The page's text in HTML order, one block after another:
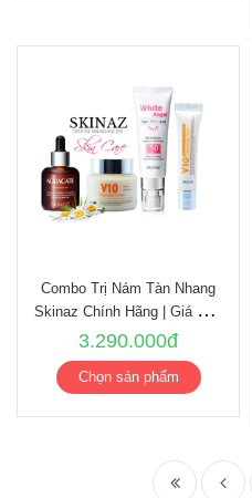
Combo Trị Nám Tàn Nhang
Skinaz Chính Hãng | Giá Mới
2024
3.290.000đ
Chọn sản phẩm